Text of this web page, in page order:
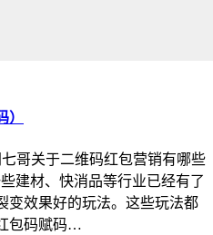
哥关于二维码红包营销有哪些
建材、快消品等行业已经有了
变效果好的玩法。这些玩法都
包码赋码…